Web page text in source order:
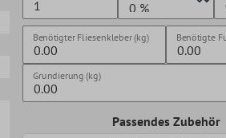
Benötigter Fliesenkleber (kg) Benötigte
Grundierung (kg)
Passendes Zubehör